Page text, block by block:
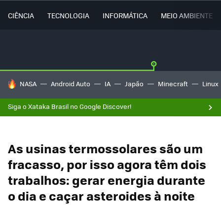
CIÊNCIA TECNOLOGIA INFORMÁTICA MEIO AMBIENTE
TENDÊNCIAS DO DIA
NASA Android Auto IA Japão Minecraft Linux
Siga o Xataka Brasil no Google Discover!
As usinas termossolares são um
fracasso, por isso agora têm dois
trabalhos: gerar energia durante
o dia e caçar asteroides à noite